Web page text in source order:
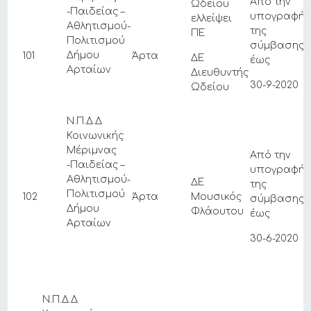
101
-Παιδείας –
Αθλητισμού-
Πολιτισμού
Δήμου
Αρταίων
Άρτα
Ωδείου
ελλείψει
ΠΕ
ΔΕ
Διευθυντής
Ωδείου
υπογραφή
της
σύμβασης
έως
30-9-2020
102
Ν.Π.Δ.Δ
Κοινωνικής
Μέριμνας
-Παιδείας –
Αθλητισμού-
Πολιτισμού
Δήμου
Αρταίων
Άρτα
ΔΕ
Μουσικός
Φλάουτου
Από την
υπογραφή
της
σύμβασης
έως
30-6-2020
Ν.Π.Δ.Δ